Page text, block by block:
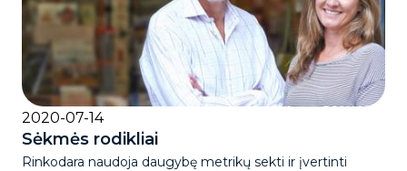
2020-07-14
Sėkmės rodikliai
Rinkodara naudoja daugybę metrikų sekti ir įvertinti